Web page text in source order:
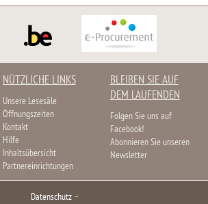
NÜTZLICHE LINKS
Unsere Lesesäle
Öffnungszeiten
Kontakt
Hilfe
Inhaltsübersicht
Partnereinrichtungen
BLEIBEN SIE AUF
DEM LAUFENDEN
Folgen Sie uns auf
Facebook!
Abonnieren Sie unseren
Newsletter
Datenschutz –